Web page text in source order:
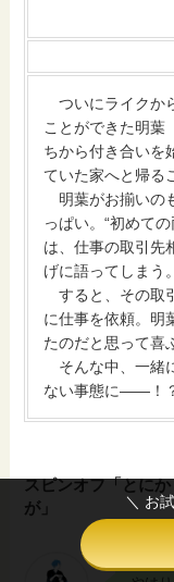
ついにライクか
ことができた明葉
ちから付き合いを
ていた家へと帰る
明葉がお揃いの
っぱい。“初めて
は、仕事の取引先
げに語ってしまう。
すると、その取
に仕事を依頼。明
たのだと思って喜
そんな中、一緒
ない事態に――！
スピンオフ「とに
が」
＼ お